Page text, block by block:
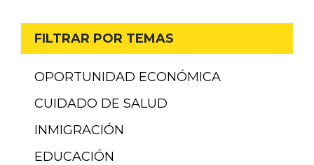
FILTRAR POR TEMAS
OPORTUNIDAD ECONÓMICA
CUIDADO DE SALUD
INMIGRACIÓN
EDUCACIÓN